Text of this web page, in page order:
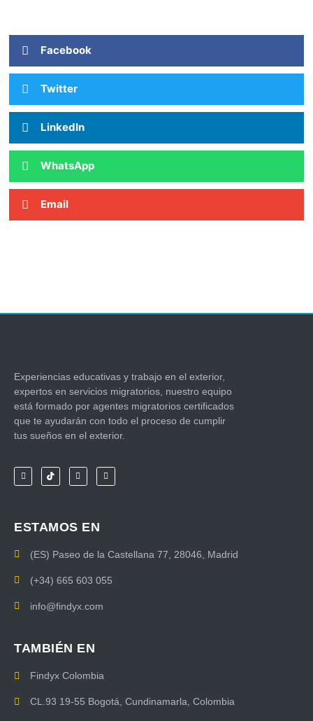
Facebook
Twitter
LinkedIn
WhatsApp
Email
Experiencias educativas y trabajo en el exterior,
expertos en servicios migratorios, nuestro equipo
está formado por agentes migratorios certificados
que te ayudarán con todo el proceso de cumplir
tus sueños en el exterior.
ESTAMOS EN
(ES) Paseo de la Castellana 77, 28046, Madrid
(+34) 665 603 055
info@findyx.com
TAMBIÉN EN
Findyx Colombia
CL.93 19-55 Bogotá, Cundinamarla, Colombia